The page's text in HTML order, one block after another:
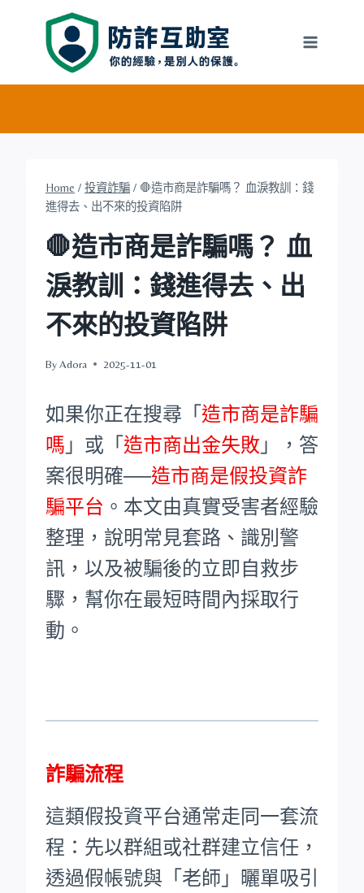
Home / 投資詐騙 / 🛑造市商是詐騙嗎？ 血淚教訓：錢
進得去、出不來的投資陷阱
🛑造市商是詐騙嗎？ 血
淚教訓：錢進得去、出
不來的投資陷阱
ByAdora 2025-11-01
如果你正在搜尋「 造市商是詐騙
嗎 」或「 造市商出金失敗 」，答
案很明確──造市商是假投資詐
騙平台 。本文由真實受害者經驗
整理，說明常見套路、識別警
訊，以及被騙後的立即自救步
驟，幫你在最短時間內採取行
動。
詐騙流程
這類假投資平台通常走同一套流
程：先以群組或社群建立信任，
透過假帳號與「老師」曬單吸引